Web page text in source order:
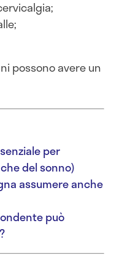
possono avere un
per
del sonno)
assumere anche
può